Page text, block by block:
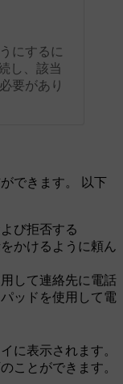
にするに
し、該当
要があり
できます。 以下
び拒否する
かけるように頼ん
して連絡先に電話
ッドを使用して電
に表示されます。
ことができます。